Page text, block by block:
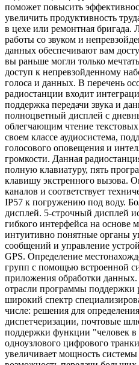
поможет повысить
увеличить продуктивность
в цехе или ремонтная бригада.
работы со звуком и
данных обеспечивают вам
вы раньше могли только
доступ к непревзойденному
голоса и данных. В перечень
радиостанции входит
поддержка передачи звука и
полноцветный дисплей с
облегчающим чтение
своем классе аудиосистема,
голосового оповещения и
громкости. Данная
полную клавиатуру, пять
клавишу экстренного вызова.
каналов и соответствует
IP57 к погружению под воду.
дисплей. 5-строчный дисплей
гибкого интерфейса на основе
интуитивно понятные органы
сообщений и управление
GPS. Определение
групп с помощью встроенной
приложения обработки
отрасли программы поддержки
широкий спектр
числе: решения для
диспетчеризации, почтовые
поддержки функции "человек в
одноузлового цифрового
увеличивает мощность